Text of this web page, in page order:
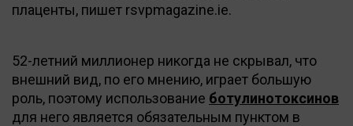
плаценты, пишет rsvpmagazine.ie.
52-летний миллионер никогда не скрывал, что
внешний вид, по его мнению, играет большую
роль, поэтому использование ботулинотоксинов
для него является обязательным пунктом в